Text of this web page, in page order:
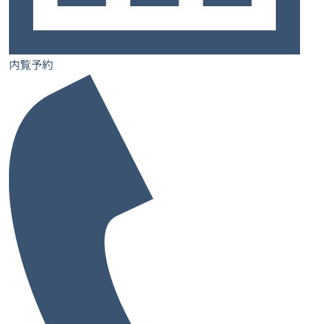
カテゴリ
お知らせ
キャンペーン
キャンペーン中のオフィス一覧
先行予約キャンペーン
内覧予約